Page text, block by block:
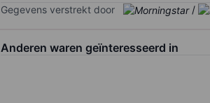
Gegevens verstrekt door /
Anderen waren geïnteresseerd in